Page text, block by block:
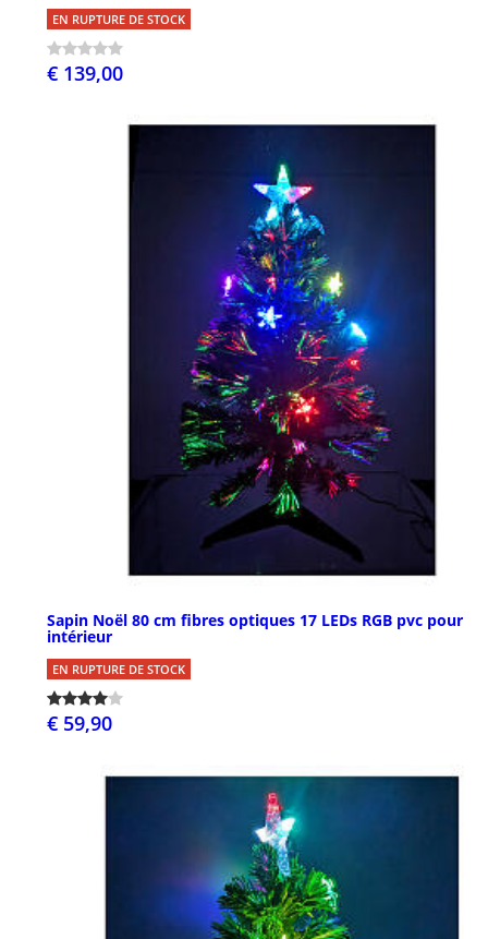
EN RUPTURE DE STOCK
€ 139,00
Sapin Noël 80 cm fibres optiques 17 LEDs RGB pvc pour
intérieur
EN RUPTURE DE STOCK
€ 59,90